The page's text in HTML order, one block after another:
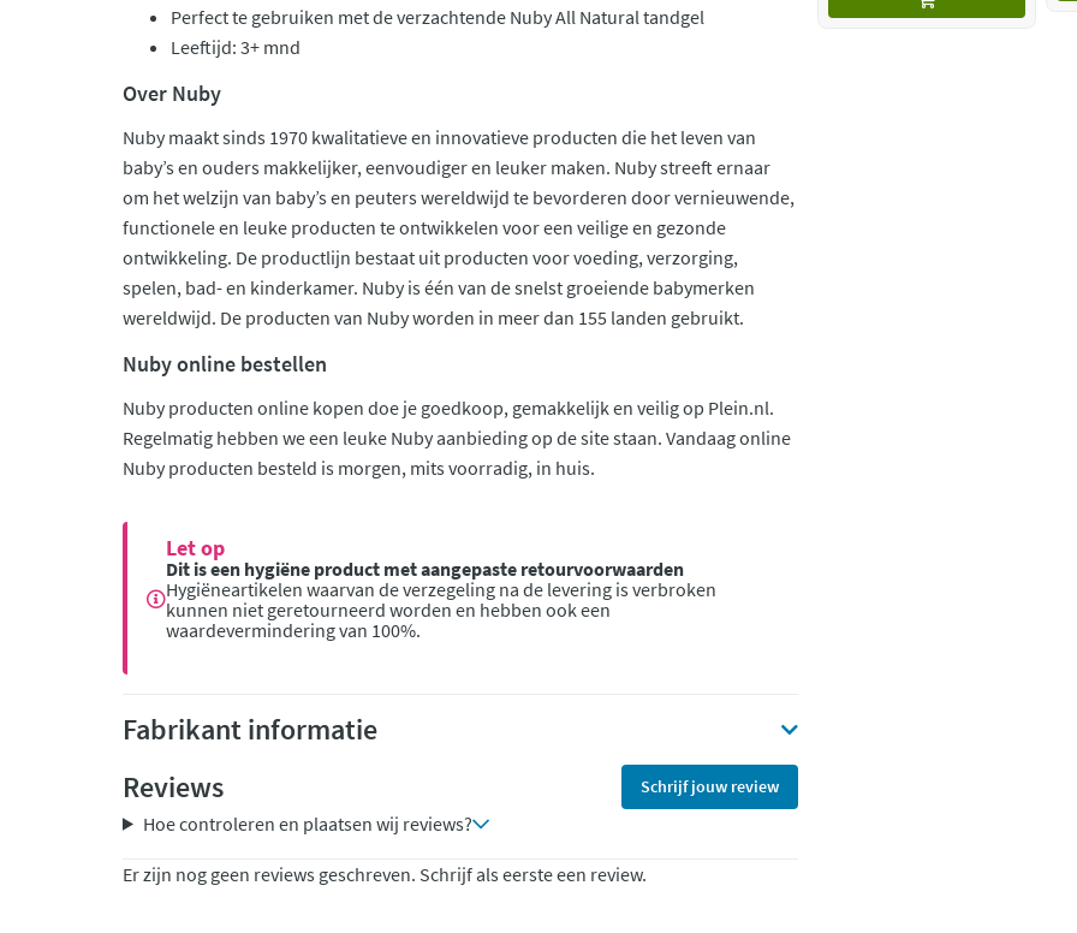
Perfect te gebruiken met de verzachtende Nuby All Natural tandgel
Leeftijd: 3+ mnd
Over Nuby
Nuby maakt sinds 1970 kwalitatieve en innovatieve producten die het leven van
baby’s en ouders makkelijker, eenvoudiger en leuker maken. Nuby streeft ernaar
om het welzijn van baby’s en peuters wereldwijd te bevorderen door vernieuwende,
functionele en leuke producten te ontwikkelen voor een veilige en gezonde
ontwikkeling. De productlijn bestaat uit producten voor voeding, verzorging,
spelen, bad- en kinderkamer. Nuby is één van de snelst groeiende babymerken
wereldwijd. De producten van Nuby worden in meer dan 155 landen gebruikt.
Nuby online bestellen
Nuby producten online kopen doe je goedkoop, gemakkelijk en veilig op Plein.nl.
Regelmatig hebben we een leuke Nuby aanbieding op de site staan. Vandaag online
Nuby producten besteld is morgen, mits voorradig, in huis.
Let op
Dit is een hygiëne product met aangepaste retourvoorwaarden
Hygiëneartikelen waarvan de verzegeling na de levering is verbroken
kunnen niet geretourneerd worden en hebben ook een
waardevermindering van 100%.
Fabrikant informatie
Reviews
Schrijf jouw review
Hoe controleren en plaatsen wij reviews?
Er zijn nog geen reviews geschreven. Schrijf als eerste een review.